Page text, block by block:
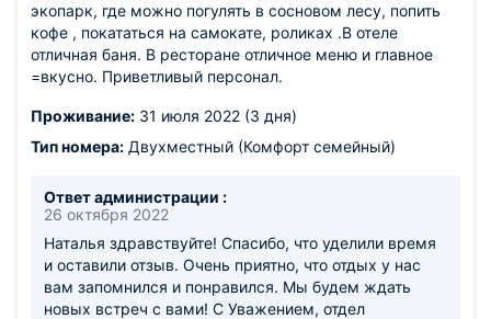
экопарк, где можно погулять в сосновом лесу, попить
кофе , покататься на самокате, роликах .В отеле
отличная баня. В ресторане отличное меню и главное
=вкусно. Приветливый персонал.
Проживание: 31 июля 2022 (3 дня)
Тип номера: Двухместный (Комфорт семейный)
Ответ администрации :
26 октября 2022
Наталья здравствуйте! Спасибо, что уделили время
и оставили отзыв. Очень приятно, что отдых у нас
вам запомнился и понравился. Мы будем ждать
новых встреч с вами! С Уважением, отдел